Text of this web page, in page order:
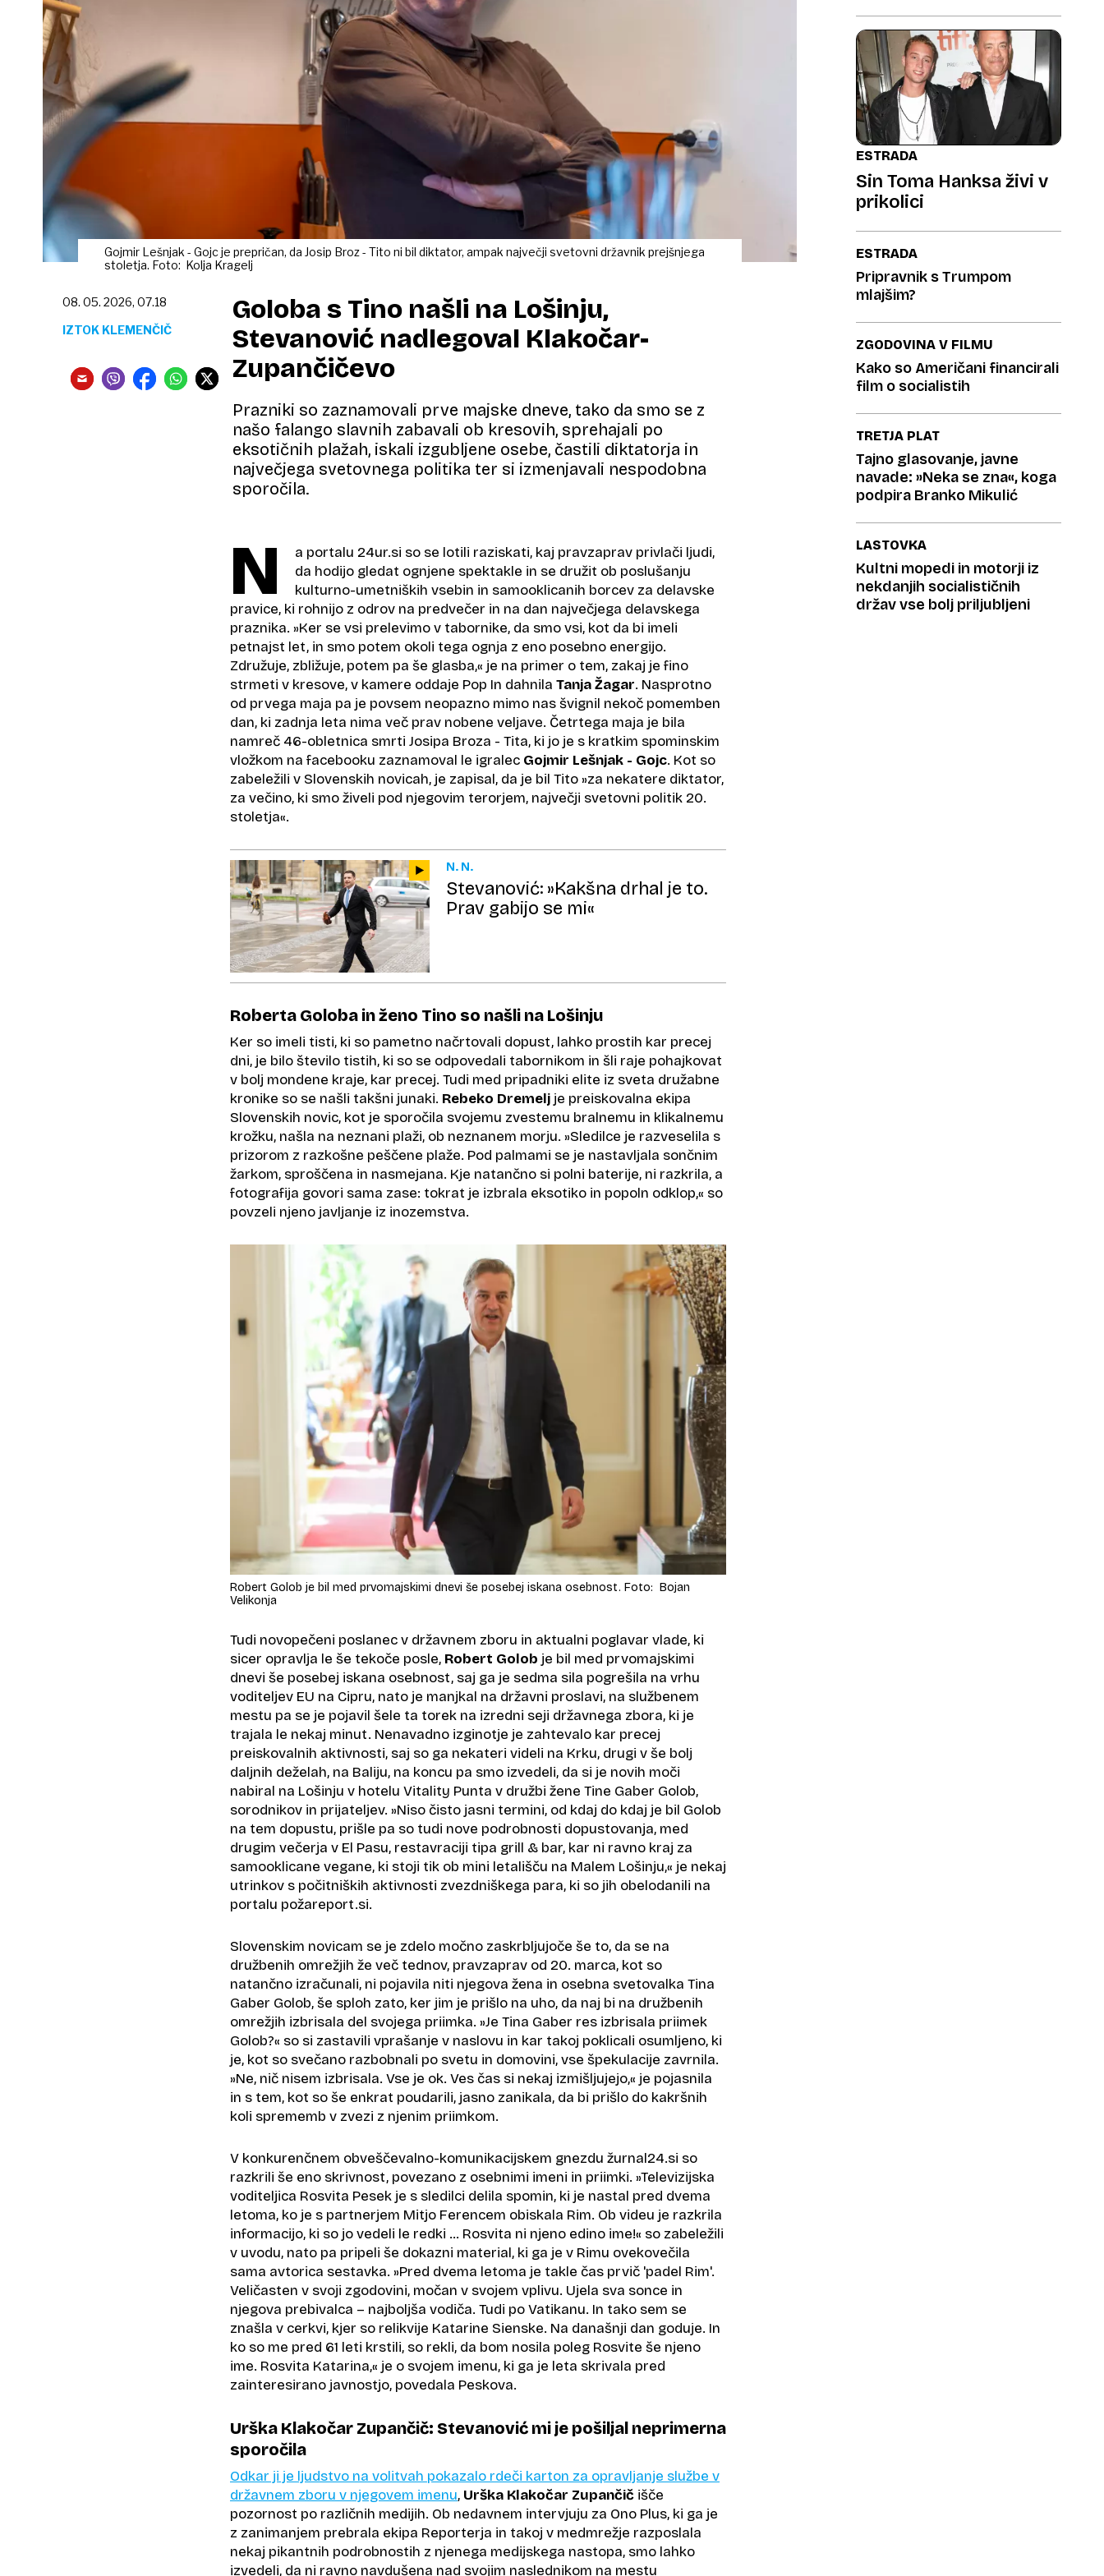
Gojmir Lešnjak - Gojc je prepričan, da Josip Broz - Tito ni bil diktator, ampak največji svetovni državnik prejšnjega
stoletja. Foto: Kolja Kragelj
Goloba s Tino našli na Lošinju,
Stevanović nadlegoval Klakočar-
Zupančičevo
Prazniki so zaznamovali prve majske dneve, tako da smo se z
našo falango slavnih zabavali ob kresovih, sprehajali po
eksotičnih plažah, iskali izgubljene osebe, častili diktatorja in
največjega svetovnega politika ter si izmenjavali nespodobna
sporočila.
08. 05. 2026, 07.18
IZTOK KLEMENČIČ
N
a portalu 24ur.si so se lotili raziskati, kaj pravzaprav privlači ljudi,
da hodijo gledat ognjene spektakle in se družit ob poslušanju
kulturno-umetniških vsebin in samooklicanih borcev za delavske
pravice, ki rohnijo z odrov na predvečer in na dan največjega delavskega
praznika. »Ker se vsi prelevimo v tabornike, da smo vsi, kot da bi imeli
petnajst let, in smo potem okoli tega ognja z eno posebno energijo.
Združuje, zbližuje, potem pa še glasba,« je na primer o tem, zakaj je fino
strmeti v kresove, v kamere oddaje Pop In dahnila Tanja Žagar. Nasprotno
od prvega maja pa je povsem neopazno mimo nas švignil nekoč pomemben
dan, ki zadnja leta nima več prav nobene veljave. Četrtega maja je bila
namreč 46-obletnica smrti Josipa Broza - Tita, ki jo je s kratkim spominskim
vložkom na facebooku zaznamoval le igralec Gojmir Lešnjak - Gojc. Kot so
zabeležili v Slovenskih novicah, je zapisal, da je bil Tito »za nekatere diktator,
za večino, ki smo živeli pod njegovim terorjem, največji svetovni politik 20.
stoletja«.
N. N.
Stevanović: »Kakšna drhal je to.
Prav gabijo se mi«
Roberta Goloba in ženo Tino so našli na Lošinju
Ker so imeli tisti, ki so pametno načrtovali dopust, lahko prostih kar precej
dni, je bilo število tistih, ki so se odpovedali tabornikom in šli raje pohajkovat
v bolj mondene kraje, kar precej. Tudi med pripadniki elite iz sveta družabne
kronike so se našli takšni junaki. Rebeko Dremelj je preiskovalna ekipa
Slovenskih novic, kot je sporočila svojemu zvestemu bralnemu in klikalnemu
krožku, našla na neznani plaži, ob neznanem morju. »Sledilce je razveselila s
prizorom z razkošne peščene plaže. Pod palmami se je nastavljala sončnim
žarkom, sproščena in nasmejana. Kje natančno si polni baterije, ni razkrila, a
fotografija govori sama zase: tokrat je izbrala eksotiko in popoln odklop,« so
povzeli njeno javljanje iz inozemstva.
Robert Golob je bil med prvomajskimi dnevi še posebej iskana osebnost. Foto: Bojan
Velikonja
Tudi novopečeni poslanec v državnem zboru in aktualni poglavar vlade, ki
sicer opravlja le še tekoče posle, Robert Golob je bil med prvomajskimi
dnevi še posebej iskana osebnost, saj ga je sedma sila pogrešila na vrhu
voditeljev EU na Cipru, nato je manjkal na državni proslavi, na službenem
mestu pa se je pojavil šele ta torek na izredni seji državnega zbora, ki je
trajala le nekaj minut. Nenavadno izginotje je zahtevalo kar precej
preiskovalnih aktivnosti, saj so ga nekateri videli na Krku, drugi v še bolj
daljnih deželah, na Baliju, na koncu pa smo izvedeli, da si je novih moči
nabiral na Lošinju v hotelu Vitality Punta v družbi žene Tine Gaber Golob,
sorodnikov in prijateljev. »Niso čisto jasni termini, od kdaj do kdaj je bil Golob
na tem dopustu, prišle pa so tudi nove podrobnosti dopustovanja, med
drugim večerja v El Pasu, restavraciji tipa grill & bar, kar ni ravno kraj za
samooklicane vegane, ki stoji tik ob mini letališču na Malem Lošinju,« je nekaj
utrinkov s počitniških aktivnosti zvezdniškega para, ki so jih obelodanili na
portalu požareport.si.
Slovenskim novicam se je zdelo močno zaskrbljujoče še to, da se na
družbenih omrežjih že več tednov, pravzaprav od 20. marca, kot so
natančno izračunali, ni pojavila niti njegova žena in osebna svetovalka Tina
Gaber Golob, še sploh zato, ker jim je prišlo na uho, da naj bi na družbenih
omrežjih izbrisala del svojega priimka. »Je Tina Gaber res izbrisala priimek
Golob?« so si zastavili vprašanje v naslovu in kar takoj poklicali osumljeno, ki
je, kot so svečano razbobnali po svetu in domovini, vse špekulacije zavrnila.
»Ne, nič nisem izbrisala. Vse je ok. Ves čas si nekaj izmišljujejo,« je pojasnila
in s tem, kot so še enkrat poudarili, jasno zanikala, da bi prišlo do kakršnih
koli sprememb v zvezi z njenim priimkom.
V konkurenčnem obveščevalno-komunikacijskem gnezdu žurnal24.si so
razkrili še eno skrivnost, povezano z osebnimi imeni in priimki. »Televizijska
voditeljica Rosvita Pesek je s sledilci delila spomin, ki je nastal pred dvema
letoma, ko je s partnerjem Mitjo Ferencem obiskala Rim. Ob videu je razkrila
informacijo, ki so jo vedeli le redki … Rosvita ni njeno edino ime!« so zabeležili
v uvodu, nato pa pripeli še dokazni material, ki ga je v Rimu ovekovečila
sama avtorica sestavka. »Pred dvema letoma je takle čas prvič 'padel Rim'.
Veličasten v svoji zgodovini, močan v svojem vplivu. Ujela sva sonce in
njegova prebivalca – najboljša vodiča. Tudi po Vatikanu. In tako sem se
znašla v cerkvi, kjer so relikvije Katarine Sienske. Na današnji dan goduje. In
ko so me pred 61 leti krstili, so rekli, da bom nosila poleg Rosvite še njeno
ime. Rosvita Katarina,« je o svojem imenu, ki ga je leta skrivala pred
zainteresirano javnostjo, povedala Peskova.
Urška Klakočar Zupančič: Stevanović mi je pošiljal neprimerna
sporočila
Odkar ji je ljudstvo na volitvah pokazalo rdeči karton za opravljanje službe v
državnem zboru v njegovem imenu, Urška Klakočar Zupančič išče
pozornost po različnih medijih. Ob nedavnem intervjuju za Ono Plus, ki ga je
z zanimanjem prebrala ekipa Reporterja in takoj v medmrežje razposlala
nekaj pikantnih podrobnostih z njenega medijskega nastopa, smo lahko
izvedeli, da ni ravno navdušena nad svojim naslednikom na mestu
ESTRADA
Sin Toma Hanksa živi v
prikolici
ESTRADA
Pripravnik s Trumpom
mlajšim?
ZGODOVINA V FILMU
Kako so Američani financirali
film o socialistih
TRETJA PLAT
Tajno glasovanje, javne
navade: »Neka se zna«, koga
podpira Branko Mikulić
LASTOVKA
Kultni mopedi in motorji iz
nekdanjih socialističnih
držav vse bolj priljubljeni